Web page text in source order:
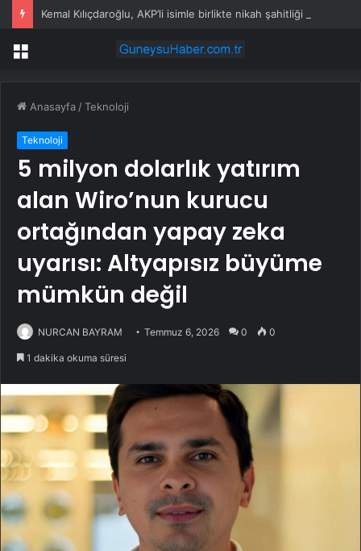
Kemal Kılıçdaroğlu, AKP’li isimle birlikte nikah şahitliği yaptı
Menü
Anasayfa /Teknoloji
Teknoloji
5 milyon dolarlık yatırım
alan Wiro’nun kurucu
ortağından yapay zeka
uyarısı: Altyapısız büyüme
mümkün değil
NURCAN BAYRAM Temmuz 6, 2026 0 0
1 dakika okuma süresi